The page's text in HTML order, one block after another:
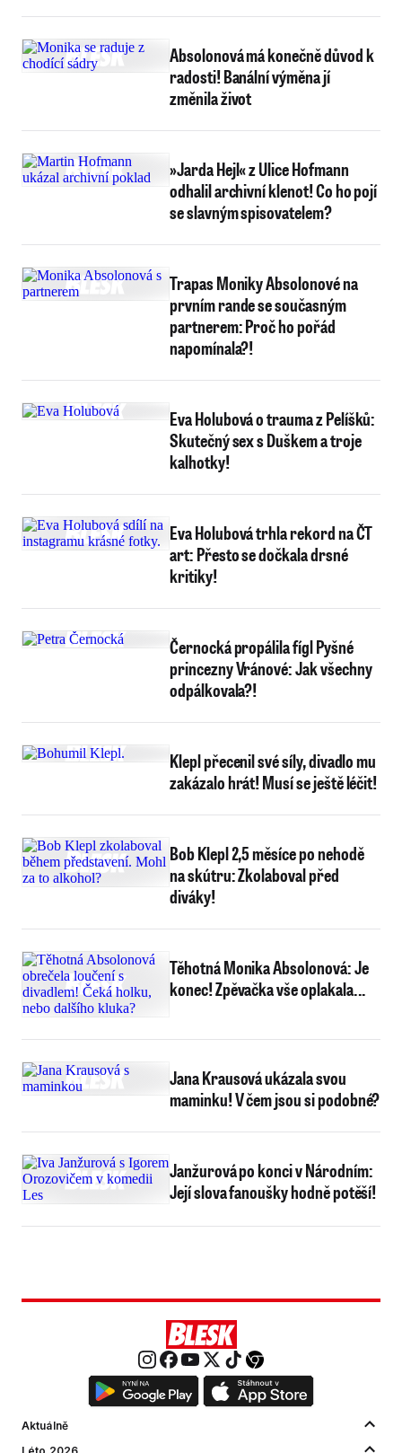
Absolonová má konečně důvod k
radosti! Banální výměna jí
změnila život
»Jarda Hejl« z Ulice Hofmann
odhalil archivní klenot! Co ho pojí
se slavným spisovatelem?
Trapas Moniky Absolonové na
prvním rande se současným
partnerem: Proč ho pořád
napomínala?!
Eva Holubová o trauma z Pelíšků:
Skutečný sex s Duškem a troje
kalhotky!
Eva Holubová trhla rekord na ČT
art: Přesto se dočkala drsné
kritiky!
Černocká propálila fígl Pyšné
princezny Vránové: Jak všechny
odpálkovala?!
Klepl přecenil své síly, divadlo mu
zakázalo hrát! Musí se ještě léčit!
Bob Klepl 2,5 měsíce po nehodě
na skútru: Zkolaboval před
diváky!
Těhotná Monika Absolonová: Je
konec! Zpěvačka vše oplakala...
Jana Krausová ukázala svou
maminku! V čem jsou si podobné?
Janžurová po konci v Národním:
Její slova fanoušky hodně potěší!
Aktuálně